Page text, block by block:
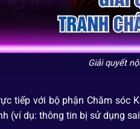
Giải quyết
tiếp với bộ phận Chăm sóc
(ví dụ: thông tin bị sử dụng